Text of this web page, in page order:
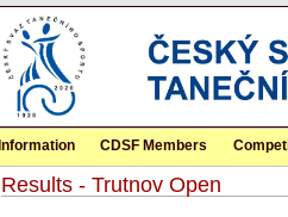
Information CDSF Members
Results - Trutnov Open